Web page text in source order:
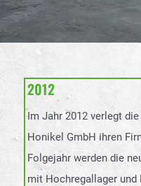
2012
Im Jahr 2012 verlegt
Honikel GmbH ihren
Folgejahr werden die
mit Hochregallager